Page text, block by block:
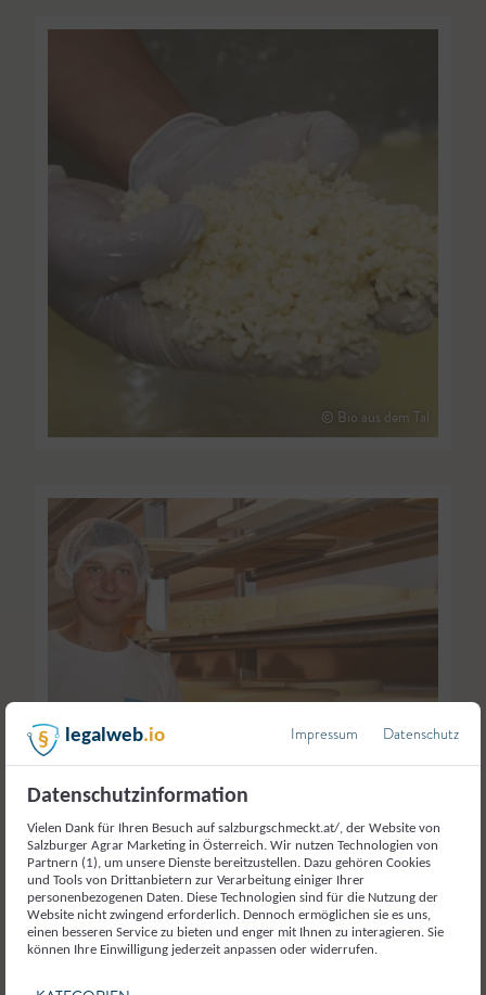
© Bio aus dem Tal
© Bio aus dem Tal
Bio aus dem Tal stand in der Anfangsphase für die Milch-
legalweb.io Impressum Datenschutz
Datenschutzinformation
Vielen Dank für Ihren Besuch auf salzburgschmeckt.at/, der Website von
Salzburger Agrar Marketing in Österreich. Wir nutzen Technologien von
Partnern (1), um unsere Dienste bereitzustellen. Dazu gehören Cookies
und Tools von Drittanbietern zur Verarbeitung einiger Ihrer
personenbezogenen Daten. Diese Technologien sind für die Nutzung der
Website nicht zwingend erforderlich. Dennoch ermöglichen sie es uns,
einen besseren Service zu bieten und enger mit Ihnen zu interagieren. Sie
können Ihre Einwilligung jederzeit anpassen oder widerrufen.